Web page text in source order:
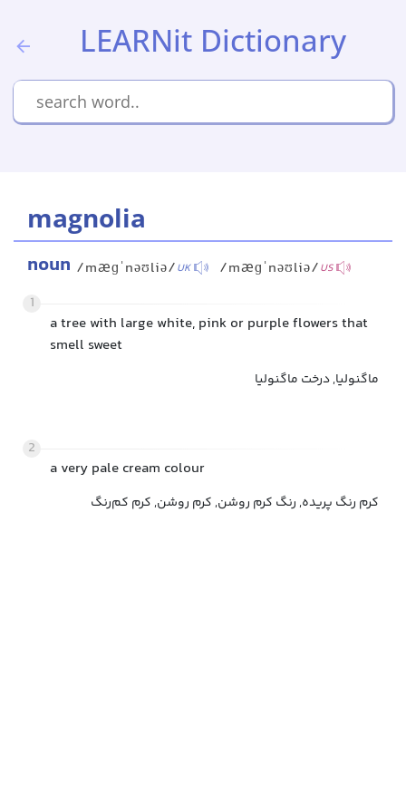
LEARNit Dictionary
magnolia
noun /mæɡˈnəʊliə/UK /mæɡˈnəʊliə/US
1
a tree with large white, pink or purple flowers that
smell sweet
ماگنولیا, درخت ماگنولیا
2
a very pale cream colour
کرم رنگ پریده, رنگ کرم روشن, کرم روشن, کرم کم‌رنگ